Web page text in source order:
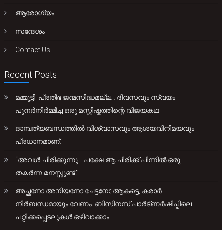
ആരോഗ്യം
സന്ദേശം
Contact Us
Recent Posts
മമ്മൂട്ടി: പ്രതിഭ ജന്മസിദ്ധമല്ല… ദിവസവും സ്വയം
പുനർനിർമ്മിച്ച ഒരു മസ്തിഷ്കത്തിന്റെ വിജയകഥ
ദാമ്പത്യബന്ധത്തിൽ വിശ്വാസവും ആശയവിനിമയവും
പ്രധാനമാണ്.
“അവൾ ചിരിക്കുന്നു… പക്ഷേ ആ ചിരിക്ക് പിന്നിൽ ഒരു
തകർന്ന മനസ്സുണ്ട്.”
അച്ഛനോ അനിയനോ ചേട്ടനോ ആകട്ടെ, കരാർ
നിർബന്ധമായും വേണം |ബിസിനസ് പാർട്ണർഷിപ്പിലെ
പറ്റിക്കപ്പെടലുകൾ ഒഴിവാക്കാം..